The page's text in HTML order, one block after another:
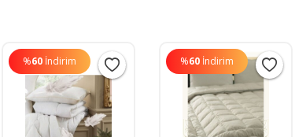
%60 İndirim %60 İndirim